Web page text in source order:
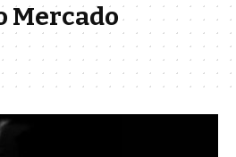
Mercado